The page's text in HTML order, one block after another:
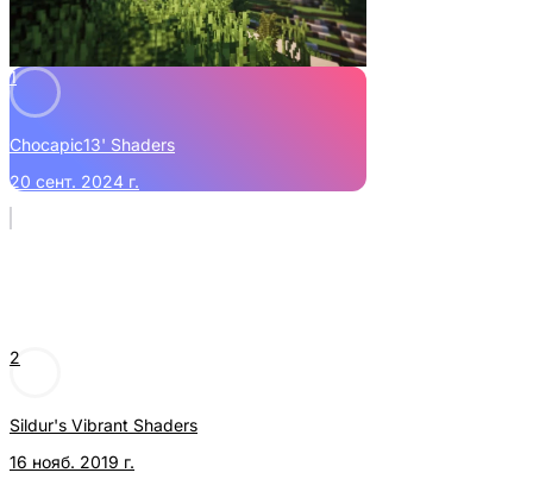
1
Chocapic13' Shaders
20 сент. 2024 г.
2
Sildur's Vibrant Shaders
16 нояб. 2019 г.